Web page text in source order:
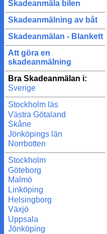
Skadeanmäla bilen
Skadeanmälning av båt
Skadeanmälan - Blankett
Att göra en
skadeanmälning
Bra Skadeanmälan i:
Sverige
Stockholm läs
Västra Götaland
Skåne
Jönköpings län
Norrbotten
Stockholm
Göteborg
Malmö
Linköping
Helsingborg
Växjö
Uppsala
Jönköping